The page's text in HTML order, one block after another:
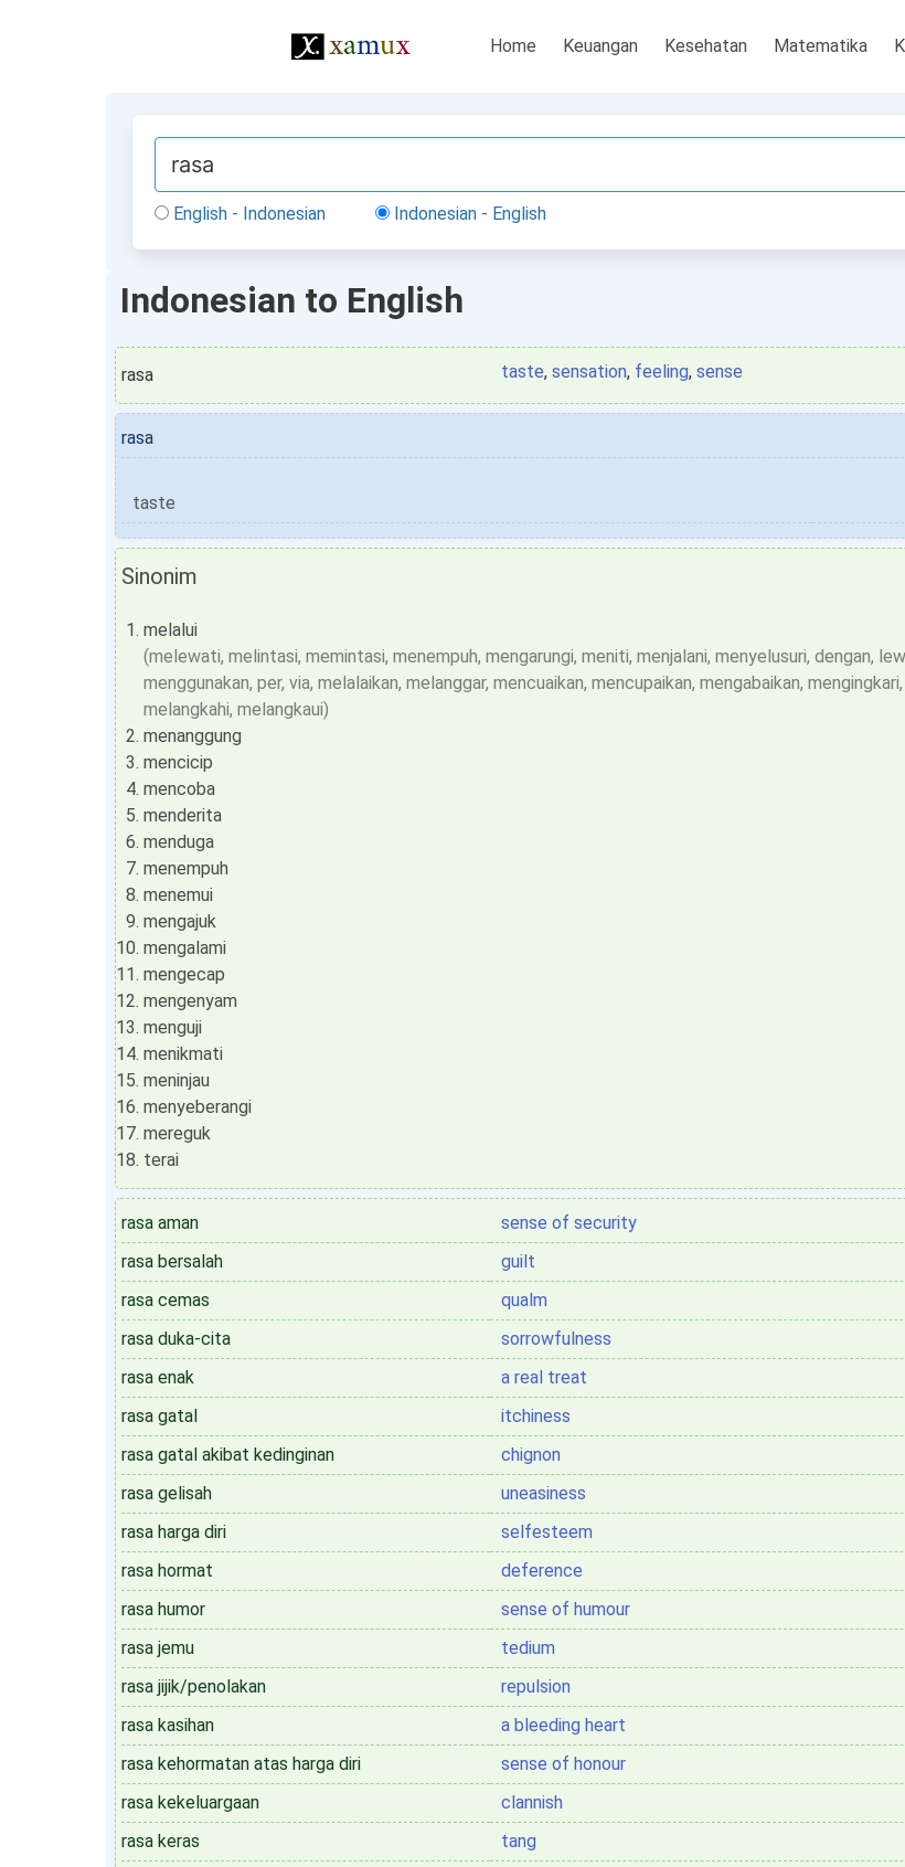
Home Keuangan Kesehatan Matematika
English - Indonesian Indonesian - English
Indonesian to English
rasa taste, sensation, feeling, sense
rasa
taste
Sinonim
melalui
(melewati, melintasi, memintasi, menempuh, mengarungi, meniti, menjalani, menyelusuri, dengan,
menggunakan, per, via, melalaikan, melanggar, mencuaikan, mencupaikan, mengabaikan,
melangkahi, melangkaui)
menanggung
mencicip
mencoba
menderita
menduga
menempuh
menemui
mengajuk
mengalami
mengecap
mengenyam
menguji
menikmati
meninjau
menyeberangi
mereguk
terai
rasa aman
sense of security
rasa bersalah
guilt
rasa cemas
qualm
rasa duka-cita
sorrowfulness
rasa enak
a real treat
rasa gatal
itchiness
rasa gatal akibat kedinginan
chignon
rasa gelisah
uneasiness
rasa harga diri
selfesteem
rasa hormat
deference
rasa humor
sense of humour
rasa jemu
tedium
rasa jijik/penolakan
repulsion
rasa kasihan
a bleeding heart
rasa kehormatan atas harga diri
sense of honour
rasa kekeluargaan
clannish
rasa keras
tang